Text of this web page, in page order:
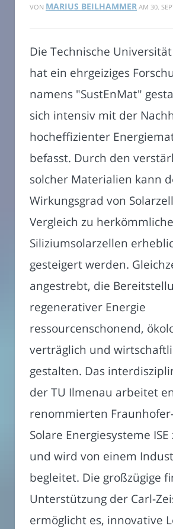
VON MARIUS BEILHAMMER AM 30.
Die Technische
hat ein ehrgeiziges
namens "SustEnMat"
sich intensiv mit der
hocheffizienter
befasst. Durch den
solcher Materialien kann
Wirkungsgrad von
Vergleich zu
Siliziumsolarzellen
gesteigert werden.
angestrebt, die
regenerativer Energie
ressourcenschonend,
verträglich und
gestalten. Das
der TU Ilmenau arbeitet
renommierten
Solare Energiesysteme
und wird von einem
begleitet. Die großzügige
Unterstützung der Carl-
ermöglicht es, innovative